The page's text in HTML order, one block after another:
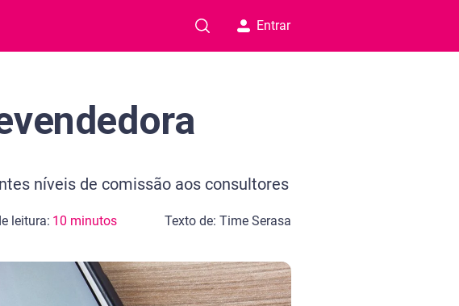
Entrar
níveis de comissão aos consultores
leitura: 10 minutos Texto de: Time Serasa